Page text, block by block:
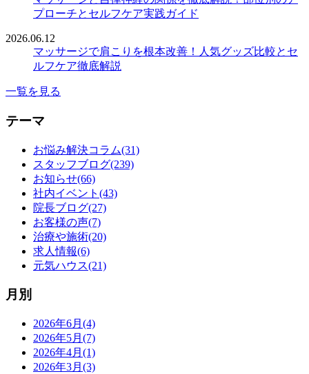
プローチとセルフケア実践ガイド
2026.06.12
マッサージで肩こりを根本改善！人気グッズ比較とセ
ルフケア徹底解説
一覧を見る
テーマ
お悩み解決コラム(31)
スタッフブログ(239)
お知らせ(66)
社内イベント(43)
院長ブログ(27)
お客様の声(7)
治療や施術(20)
求人情報(6)
元気ハウス(21)
月別
2026年6月(4)
2026年5月(7)
2026年4月(1)
2026年3月(3)